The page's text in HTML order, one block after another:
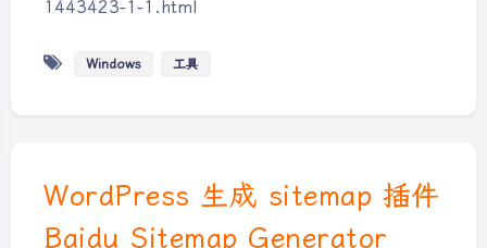
1443423-1-1.html
Windows 工具
WordPress 生成 sitemap 插件
Baidu Sitemap Generator